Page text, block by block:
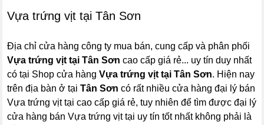
Vựa trứng vịt tại Tân Sơn
Địa chỉ cửa hàng công ty mua bán, cung cấp và phân phối
Vựa trứng vịt tại Tân Sơn cao cấp giá rẻ... uy tín duy nhất
có tại Shop cửa hàngVựa trứng vịt tại Tân Sơn. Hiện nay
trên địa bàn ở tạiTân Sơn có rất nhiều cửa hàng đại lý bán
Vựa trứng vịt tại cao cấp giá rẻ, tuy nhiên để tìm được đại lý
cửa hàng bán Vựa trứng vịt tại uy tín tốt nhất không phải là